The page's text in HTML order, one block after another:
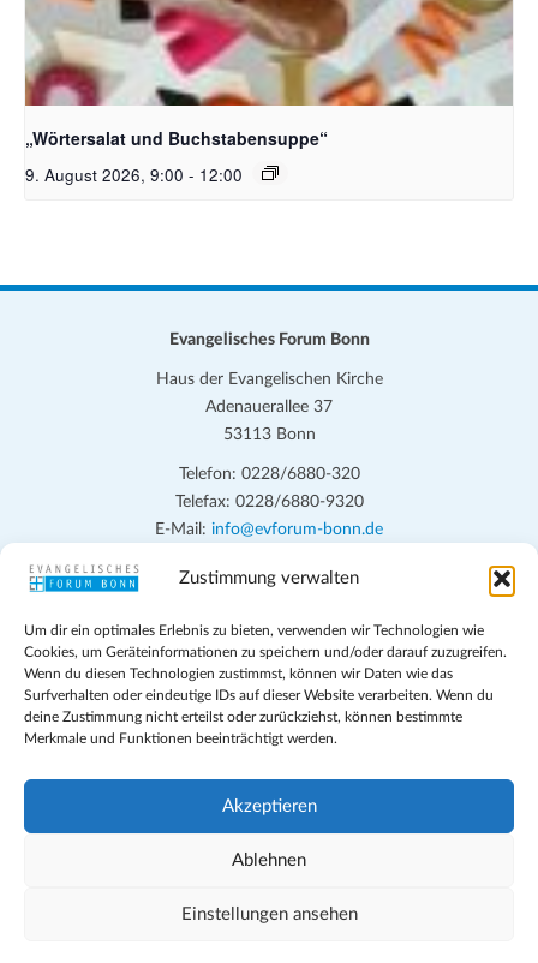
Zustimmung verwalten
Um dir ein optimales Erlebnis zu bieten, verwenden wir Technologien wie
Cookies, um Geräteinformationen zu speichern und/oder darauf zuzugreifen.
Wenn du diesen Technologien zustimmst, können wir Daten wie das
Surfverhalten oder eindeutige IDs auf dieser Website verarbeiten. Wenn du
deine Zustimmung nicht erteilst oder zurückziehst, können bestimmte
Merkmale und Funktionen beeinträchtigt werden.
Akzeptieren
Ablehnen
Einstellungen ansehen
Bildquelle_ Pixabay Free_Christoph Meinersmann
„Wörtersalat und Buchstabensuppe“
9. August 2026, 9:00 - 12:00
Evangelisches Forum Bonn
Haus der Evangelischen Kirche
Adenauerallee 37
53113 Bonn
Telefon: 0228/6880-320
Telefax: 0228/6880-9320
E-Mail: info@evforum-bonn.de
Das Evangelische Forum Bonn will in seinen zentralen
persönlichen, beruflichen, kirchlichen und öffentlichen Lebens
eingehen, zu offener Begegnung und ehrlicher Auseinandersetzung
anregen und mithelfen, aus der Verheißung des Evangeliums heraus
im individuellen und gesellschaftlichen Leben verantwortlich zu
denken, zu reden und zu handeln.
Impressum
Teilnahmebedingungen
Cookie-Richtlinie (EU)